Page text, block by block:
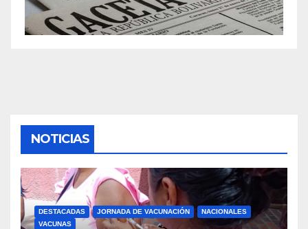
NOTICIAS
DESTACADAS JORNADA DE VACUNACIÓN
NACIONALES
VACUNAS